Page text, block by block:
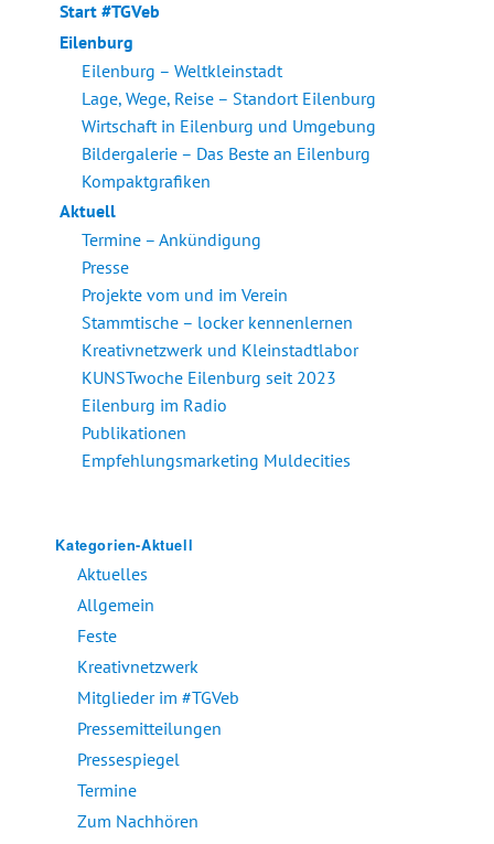
Start #TGVeb
Eilenburg
Eilenburg – Weltkleinstadt
Lage, Wege, Reise – Standort Eilenburg
Wirtschaft in Eilenburg und Umgebung
Bildergalerie – Das Beste an Eilenburg
Kompaktgrafiken
Aktuell
Termine – Ankündigung
Presse
Projekte vom und im Verein
Stammtische – locker kennenlernen
Kreativnetzwerk und Kleinstadtlabor
KUNSTwoche Eilenburg seit 2023
Eilenburg im Radio
Publikationen
Empfehlungsmarketing Muldecities
Kategorien-Aktuell
Aktuelles
Allgemein
Feste
Kreativnetzwerk
Mitglieder im #TGVeb
Pressemitteilungen
Pressespiegel
Termine
Zum Nachhören